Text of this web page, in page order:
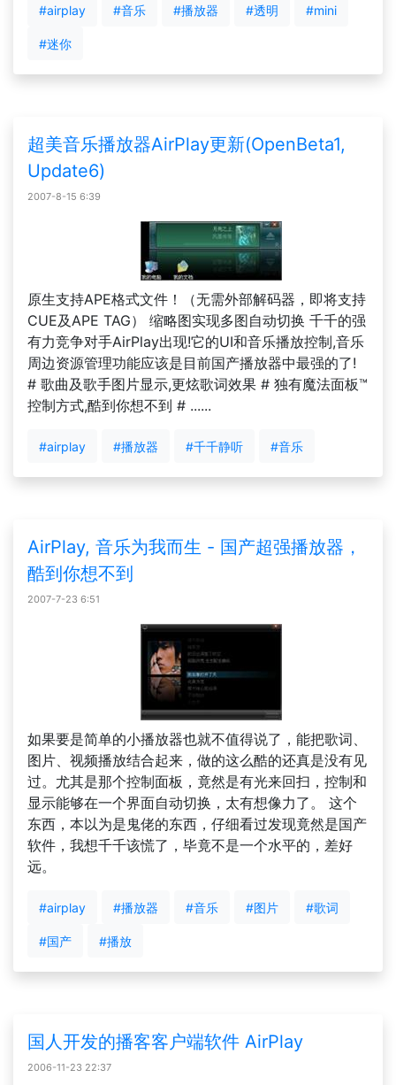
#airplay #音乐 #播放器 #透明 #mini
#迷你
超美音乐播放器AirPlay更新(OpenBeta1,
Update6)
2007-8-15 6:39
原生支持APE格式文件！（无需外部解码器，即将支持
CUE及APE TAG） 缩略图实现多图自动切换 千千的强
有力竞争对手AirPlay出现!它的UI和音乐播放控制,音乐
周边资源管理功能应该是目前国产播放器中最强的了!
# 歌曲及歌手图片显示,更炫歌词效果 # 独有魔法面板™
控制方式,酷到你想不到 # ......
#airplay #播放器 #千千静听 #音乐
AirPlay, 音乐为我而生 - 国产超强播放器，
酷到你想不到
2007-7-23 6:51
如果要是简单的小播放器也就不值得说了，能把歌词、
图片、视频播放结合起来，做的这么酷的还真是没有见
过。尤其是那个控制面板，竟然是有光来回扫，控制和
显示能够在一个界面自动切换，太有想像力了。 这个
东西，本以为是鬼佬的东西，仔细看过发现竟然是国产
软件，我想千千该慌了，毕竟不是一个水平的，差好
远。
#airplay #播放器 #音乐 #图片 #歌词
#国产 #播放
国人开发的播客客户端软件 AirPlay
2006-11-23 22:37